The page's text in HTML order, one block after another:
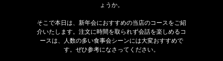
ょうか。
そこで本日は、新年会におすすめの当店のコースをご紹
介いたします。注文に時間を取られず会話を楽しめるコ
ースは、人数の多い食事会シーンには大変おすすめで
す。ぜひ参考になさってください。